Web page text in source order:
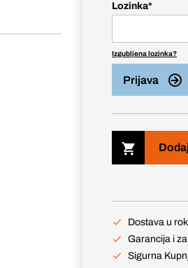
Lozinka*
Izgubljena lozinka?
Prijava
Dostava u
Garancija i
Sigurna